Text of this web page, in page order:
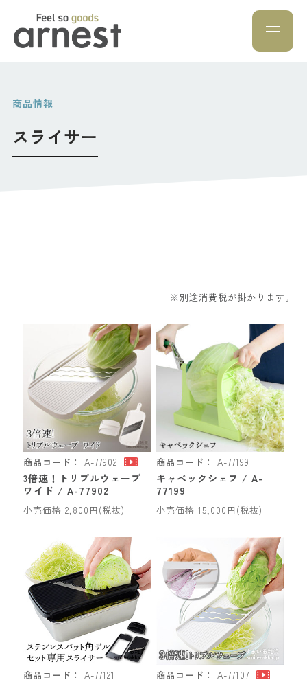
Feel so goods
商品情報
スライサー
※別途消費税が掛かります。
商品コード： A-77902
3倍速！トリプルウェーブ
ワイド / A-77902
小売価格 2,800円(税抜)
商品コード： A-77199
キャベックシェフ / A-
77199
小売価格 15,000円(税抜)
商品コード： A-77121 商品コード： A-77107